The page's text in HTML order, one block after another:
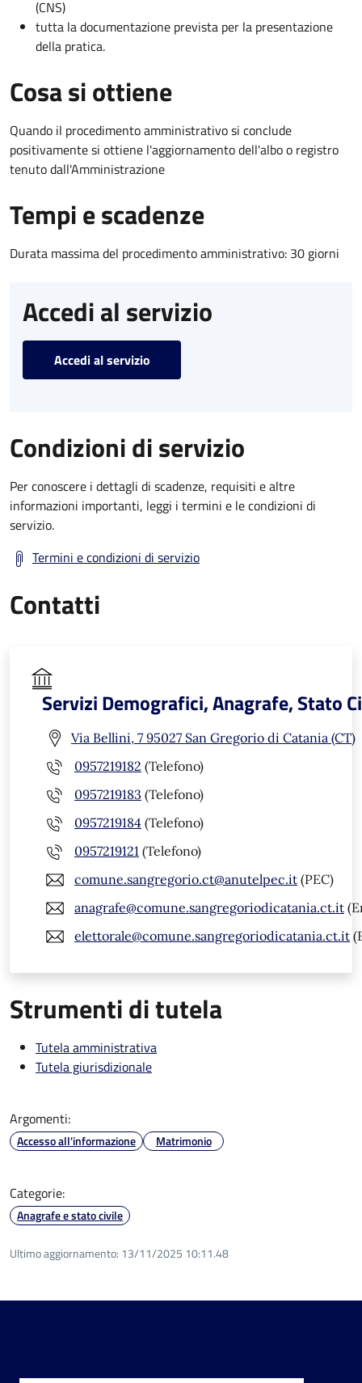
(CNS)
tutta la documentazione prevista per la presentazione
della pratica.
Cosa si ottiene
Quando il procedimento amministrativo si conclude
positivamente si ottiene l'aggiornamento dell'albo o registro
tenuto dall'Amministrazione
Tempi e scadenze
Durata massima del procedimento amministrativo: 30 giorni
Accedi al servizio
Accedi al servizio
Condizioni di servizio
Per conoscere i dettagli di scadenze, requisiti e altre
informazioni importanti, leggi i termini e le condizioni di
servizio.
Termini e condizioni di servizio
Contatti
Servizi Demografici, Anagrafe, Stato
Via Bellini, 7 95027 San Gregorio di Catania (CT)
0957219182 (Telefono)
0957219183 (Telefono)
0957219184 (Telefono)
0957219121 (Telefono)
comune.sangregorio.ct@anutelpec.it (PEC)
anagrafe@comune.sangregoriodicatania.ct.it
elettorale@comune.sangregoriodicatania.ct.it
Strumenti di tutela
Tutela amministrativa
Tutela giurisdizionale
Argomenti:
Accesso all'informazione Matrimonio
Categorie:
Anagrafe e stato civile
Ultimo aggiornamento: 13/11/2025 10:11.48